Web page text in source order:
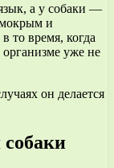
а у собаки —
и
то время, когда
организме уже не
он делается